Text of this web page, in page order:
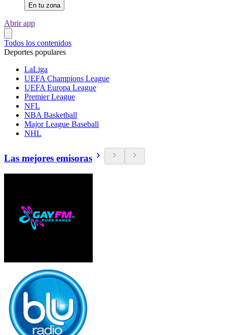
En tu zona
Abrir app
Todos los contenidos
Deportes populares
LaLiga
UEFA Champions League
UEFA Europa League
Premier League
NFL
NBA Basketball
Major League Baseball
NHL
Las mejores emisoras